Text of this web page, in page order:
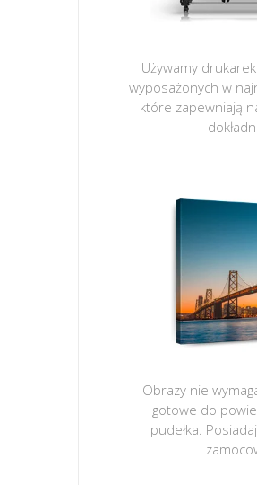
Używamy
wyposażonych w
które zapewniają
Obrazy nie
gotowe do
pudełka.